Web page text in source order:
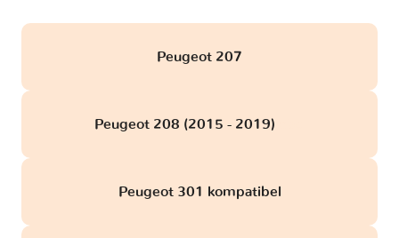
Peugeot 207
Peugeot 208 (2015 - 2019)
Peugeot 301 kompatibel